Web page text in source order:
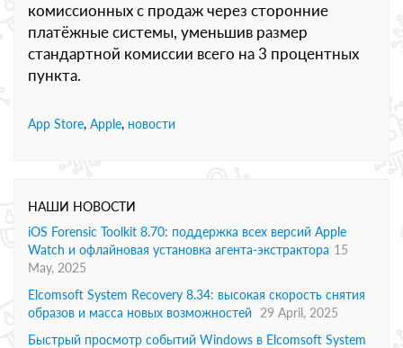
комиссионных с продаж через сторонние
платёжные системы, уменьшив размер
стандартной комиссии всего на 3 процентных
пункта.
App Store, Apple, новости
НАШИ НОВОСТИ
iOS Forensic Toolkit 8.70: поддержка всех версий Apple
Watch и офлайновая установка агента-экстрактора 15
May, 2025
Elcomsoft System Recovery 8.34: высокая скорость снятия
образов и масса новых возможностей
29 April, 2025
Быстрый просмотр событий Windows в Elcomsoft System